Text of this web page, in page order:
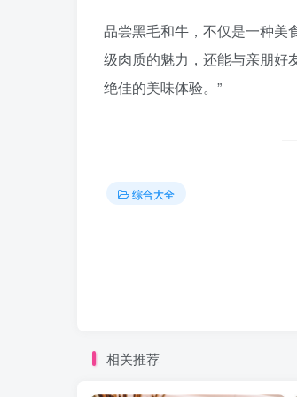
品尝黑毛和牛，不仅是一种美
级肉质的魅力，还能与亲朋好
绝佳的美味体验。”
综合大全
相关推荐